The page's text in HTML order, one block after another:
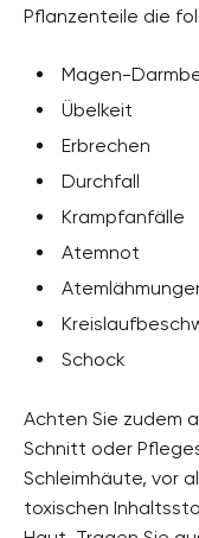
Pflanzenteile die
Magen-
Übelkeit
Erbrechen
Durchfall
Krampfanfälle
Atemnot
Schock
Achten Sie zudem
Schnitt oder
Schleimhäute, vor
toxischen